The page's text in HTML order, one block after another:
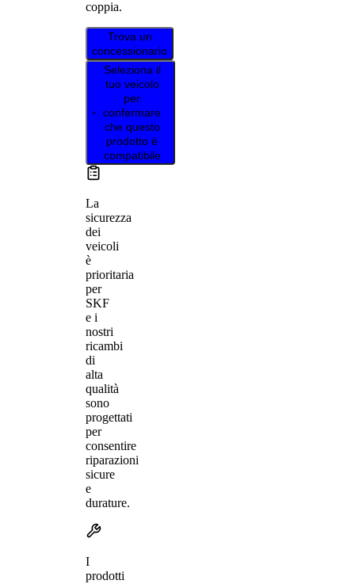
coppia.
Trova un
concessionario
Seleziona il
tuo veicolo
per
confermare
che questo
prodotto è
compatibile
La
sicurezza
dei
veicoli
è
prioritaria
per
SKF
e i
nostri
ricambi
di
alta
qualità
sono
progettati
per
consentire
riparazioni
sicure
e
durature.
I
prodotti